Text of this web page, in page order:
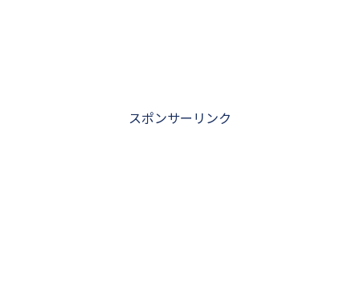
スポンサーリンク